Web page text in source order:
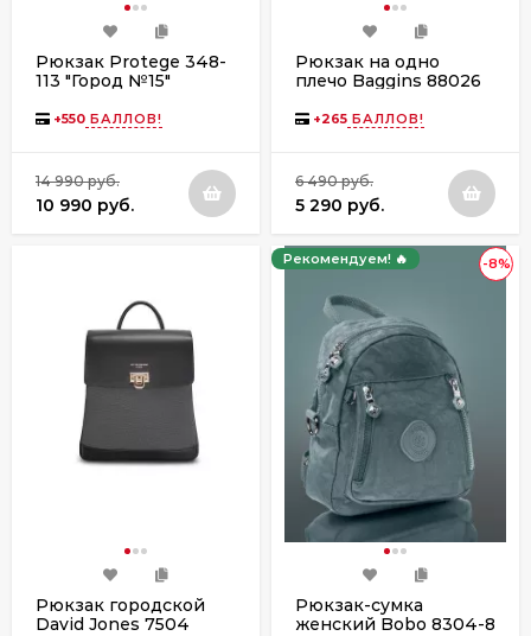
Рюкзак Protege 348-
113 "Город №15"
+550 БАЛЛОВ!
14 990 руб.
10 990 руб.
Рюкзак на одно
плечо Baggins 88026
+265 БАЛЛОВ!
6 490 руб.
5 290 руб.
Рюкзак городской
David Jones 7504
-8%
Рекомендуем! 🔥
Рюкзак-сумка
женский Bobo 8304-8